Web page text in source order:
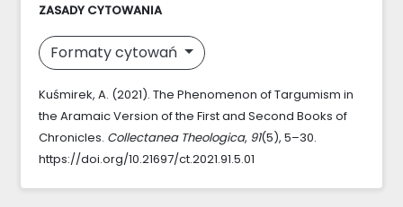
ZASADY CYTOWANIA
Formaty cytowań
Kuśmirek, A. (2021). The Phenomenon of Targumism in
the Aramaic Version of the First and Second Books of
Chronicles. Collectanea Theologica, 91(5), 5–30.
https://doi.org/10.21697/ct.2021.91.5.01